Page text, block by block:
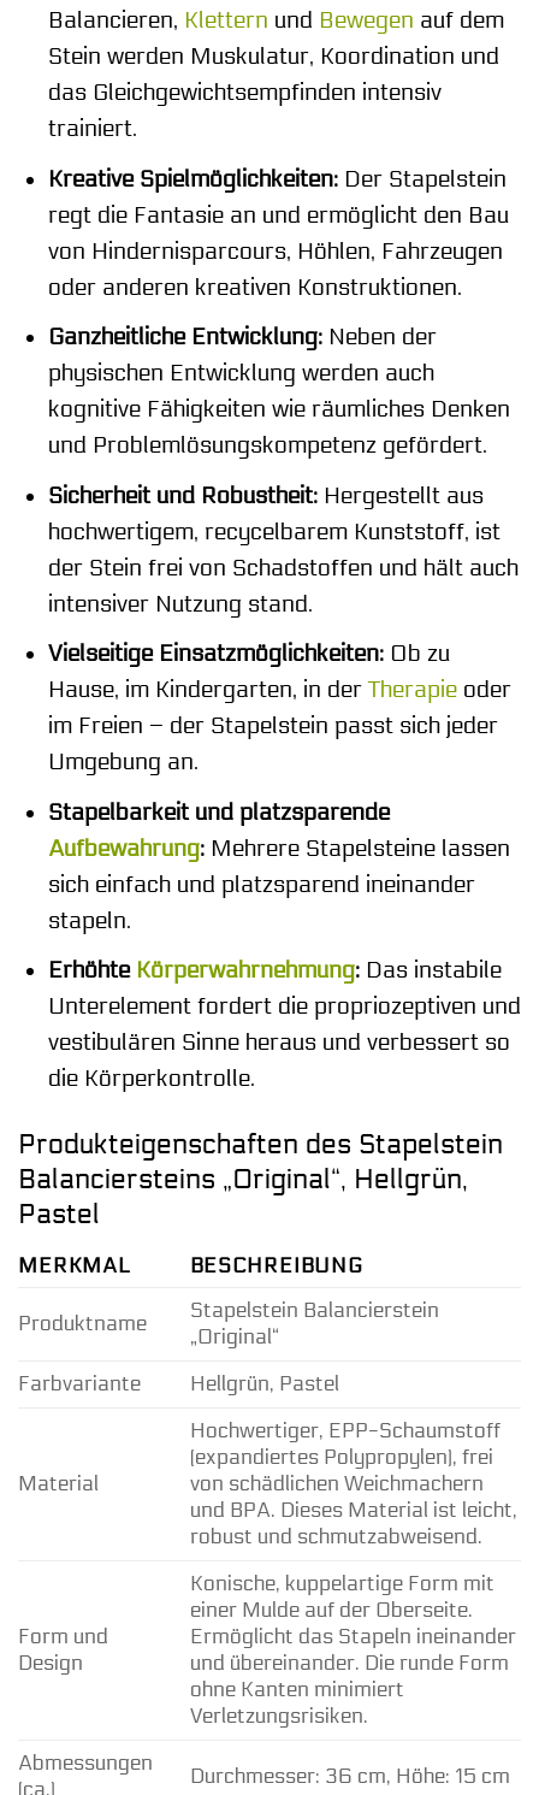
Balancieren, Klettern und Bewegen auf dem
Stein werden Muskulatur, Koordination und
das Gleichgewichtsempfinden intensiv
trainiert.
Kreative Spielmöglichkeiten:Der Stapelstein
regt die Fantasie an und ermöglicht den Bau
von Hindernisparcours, Höhlen, Fahrzeugen
oder anderen kreativen Konstruktionen.
Ganzheitliche Entwicklung:Neben der
physischen Entwicklung werden auch
kognitive Fähigkeiten wie räumliches Denken
und Problemlösungskompetenz gefördert.
Sicherheit und Robustheit:Hergestellt aus
hochwertigem, recycelbarem Kunststoff, ist
der Stein frei von Schadstoffen und hält auch
intensiver Nutzung stand.
Vielseitige Einsatzmöglichkeiten:Ob zu
Hause, im Kindergarten, in derTherapieoder
im Freien – der Stapelstein passt sich jeder
Umgebung an.
Stapelbarkeit und platzsparende
Aufbewahrung:Mehrere Stapelsteine lassen
sich einfach und platzsparend ineinander
stapeln.
Erhöhte Körperwahrnehmung:Das instabile
Unterelement fordert die propriozeptiven und
vestibulären Sinne heraus und verbessert so
die Körperkontrolle.
Produkteigenschaften des Stapelstein
Balanciersteins „Original“, Hellgrün,
Pastel
MERKMAL BESCHREIBUNG
Produktname
Stapelstein Balancierstein
„Original“
Farbvariante
Hellgrün, Pastel
Material
Hochwertiger, EPP-Schaumstoff
(expandiertes Polypropylen), frei
von schädlichen Weichmachern
und BPA. Dieses Material ist leicht,
robust und schmutzabweisend.
Form und
Design
Konische, kuppelartige Form mit
einer Mulde auf der Oberseite.
Ermöglicht das Stapeln ineinander
und übereinander. Die runde Form
ohne Kanten minimiert
Verletzungsrisiken.
Abmessungen
(ca.)
Durchmesser: 36 cm, Höhe: 15 cm